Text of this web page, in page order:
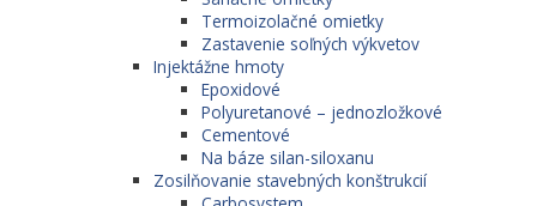
Termoizolačné omietky
Zastavenie soľných výkvetov
Injektážne hmoty
Epoxidové
Polyuretanové – jednozložkové
Cementové
Na báze silan-siloxanu
Zosilňovanie stavebných konštrukcií